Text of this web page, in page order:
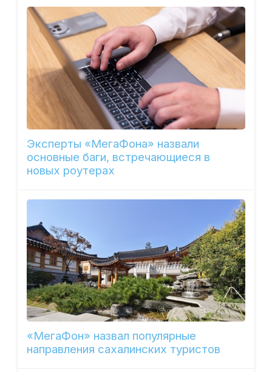
Эксперты «МегаФона» назвали
основные баги, встречающиеся в
новых роутерах
«МегаФон» назвал популярные
направления сахалинских туристов